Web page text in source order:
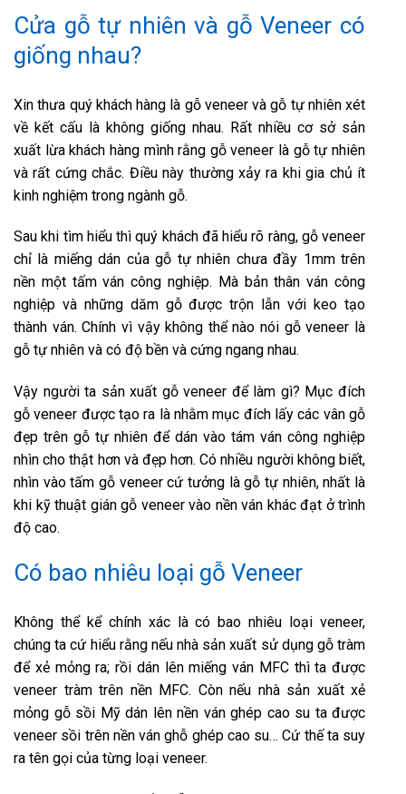
Cửa gỗ tự nhiên và gỗ Veneer có
giống nhau?
Xin thưa quý khách hàng là gỗ veneer và gỗ tự nhiên xét
về kết cấu là không giống nhau. Rất nhiều cơ sở sản
xuất lừa khách hàng mình rằng gỗ veneer là gỗ tự nhiên
và rất cứng chắc. Điều này thường xảy ra khi gia chủ ít
kinh nghiệm trong ngành gỗ.
Sau khi tìm hiểu thì quý khách đã hiểu rõ ràng, gỗ veneer
chỉ là miếng dán của gỗ tự nhiên chưa đầy 1mm trên
nền một tấm ván công nghiệp. Mà bản thân ván công
nghiệp và những dăm gỗ được trộn lẫn với keo tạo
thành ván. Chính vì vậy không thể nào nói gỗ veneer là
gỗ tự nhiên và có độ bền và cứng ngang nhau.
Vậy người ta sản xuất gỗ veneer để làm gì? Mục đích
gỗ veneer được tạo ra là nhằm mục đích lấy các vân gỗ
đẹp trên gỗ tự nhiên để dán vào tám ván công nghiệp
nhìn cho thật hơn và đẹp hơn. Có nhiều người không biết,
nhìn vào tấm gỗ veneer cứ tưởng là gỗ tự nhiên, nhất là
khi kỹ thuật gián gỗ veneer vào nền ván khác đạt ở trình
độ cao.
Có bao nhiêu loại gỗ Veneer
Không thể kể chính xác là có bao nhiêu loại veneer,
chúng ta cứ hiểu rằng nếu nhà sản xuất sử dụng gỗ tràm
để xẻ mỏng ra; rồi dán lên miếng ván MFC thì ta được
veneer tràm trên nền MFC. Còn nếu nhà sản xuất xẻ
mỏng gỗ sồi Mỹ dán lên nền ván ghép cao su ta được
veneer sồi trên nền ván ghỗ ghép cao su… Cứ thế ta suy
ra tên gọi của từng loại veneer.